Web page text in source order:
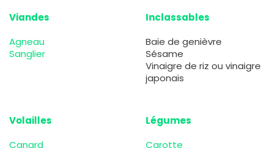
Viandes
Agneau
Sanglier
Inclassables
Baie de genièvre
Sésame
Vinaigre de riz ou vinaigre
japonais
Volailles
Canard
Légumes
Carotte